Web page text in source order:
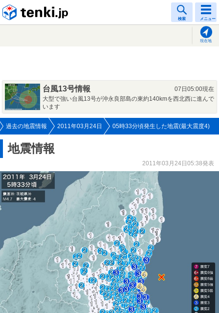
検索 メニュー
現在地
台風13号情報
07日05:00現在
大型で強い台風13号が沖永良部島の東約140kmを西北西に進んで
います
過去の地震情報 2011年03月24日 05時33分頃発生した地震(最大震度4)
地震情報
2011年03月24日05:38発表